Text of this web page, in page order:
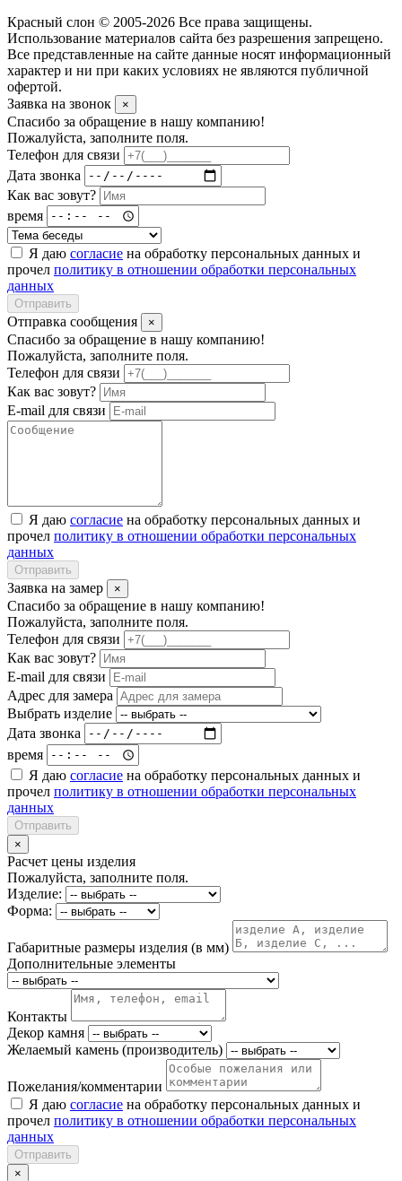
Красный слон © 2005-2026 Все права защищены.
Использование материалов сайта без разрешения запрещено.
Все представленные на сайте данные носят информационный
характер и ни при каких условиях не являются публичной
офертой.
Заявка на звонок
×
Спасибо за обращение в нашу компанию!
Пожалуйста, заполните поля.
Телефон для связи
Дата звонка
Как вас зовут?
время
Я даю согласие на обработку персональных данных и
прочел политику в отношении обработки персональных
данных
Отправить
Отправка сообщения ×
Спасибо за обращение в нашу компанию!
Пожалуйста, заполните поля.
Телефон для связи
Как вас зовут?
E-mail для связи
Я даю согласие на обработку персональных данных и
прочел политику в отношении обработки персональных
данных
Отправить
Заявка на замер ×
Спасибо за обращение в нашу компанию!
Пожалуйста, заполните поля.
Телефон для связи
Как вас зовут?
E-mail для связи
Адрес для замера
Выбрать изделие
Дата звонка
время
Я даю согласие на обработку персональных данных и
прочел политику в отношении обработки персональных
данных
Отправить
×
Расчет цены изделия
Пожалуйста, заполните поля.
Изделие:
Форма:
Габаритные размеры изделия (в мм)
Дополнительные элементы
Контакты
Декор камня
Желаемый камень (производитель)
Пожелания/комментарии
Я даю согласие на обработку персональных данных и
прочел политику в отношении обработки персональных
данных
Отправить
×